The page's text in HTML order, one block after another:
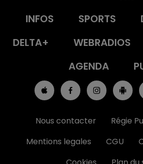
INFOS SPORTS
DELTA+
WEBRADIOS
AGENDA
Nous contacter Régie
Mentions legales
CGU